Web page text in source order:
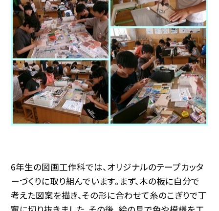
6年生の図画工作科では、オリジナルのテープカッタ
ーづくりに取り組んでいます。まず、木の板に自分で
考えた図案を描き、その形に合わせて糸のこぎりで丁